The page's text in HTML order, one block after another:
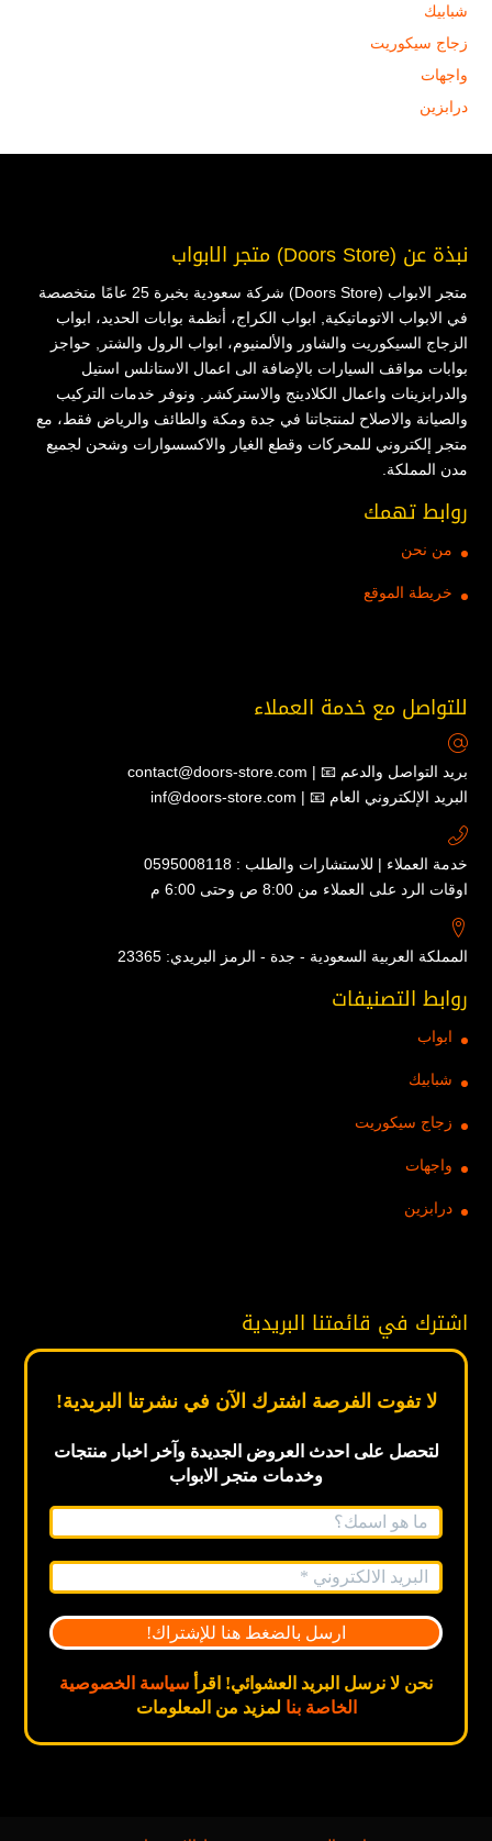
شبابيك
زجاج سيكوريت
واجهات
درابزين
نبذة عن (Doors Store) متجر الابواب
متجر الابواب (Doors Store) شركة سعودية بخبرة 25 عامًا متخصصة
في الابواب الاتوماتيكية, ابواب الكراج، أنظمة بوابات الحديد، ابواب
الزجاج السيكوريت والشاور والألمنيوم، ابواب الرول والشتر, حواجز
بوابات مواقف السيارات بالإضافة الى اعمال الاستانلس استيل
والدرابزينات واعمال الكلادينج والاستركشر. ونوفر خدمات التركيب
والصيانة والاصلاح لمنتجاتنا في جدة ومكة والطائف والرياض فقط، مع
متجر إلكتروني للمحركات وقطع الغيار والاكسسوارات وشحن لجميع
مدن المملكة.
روابط تهمك
من نحن
خريطة الموقع
للتواصل مع خدمة العملاء
contact@doors-store.com | 📧 بريد التواصل والدعم
inf@doors-store.com | 📧 البريد الإلكتروني العام
خدمة العملاء | للاستشارات والطلب : 0595008118
اوقات الرد على العملاء من 8:00 ص وحتى 6:00 م
المملكة العربية السعودية - جدة - الرمز البريدي: 23365
روابط التصنيفات
ابواب
شبابيك
زجاج سيكوريت
واجهات
درابزين
اشترك في قائمتنا البريدية
لا تفوت الفرصة اشترك الآن في نشرتنا البريدية!
لتحصل على احدث العروض الجديدةوآخر اخبار منتجات
وخدمات متجر الابواب
نحن لا نرسل البريد العشوائي! اقرأ سياسة الخصوصية
الخاصة بنا لمزيد من المعلومات